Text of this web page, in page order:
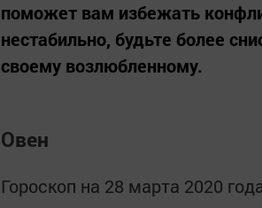
поможет вам избежать
нестабильно, будьте более
своему возлюбленному.
Овен
Гороскоп на 28 марта 2020